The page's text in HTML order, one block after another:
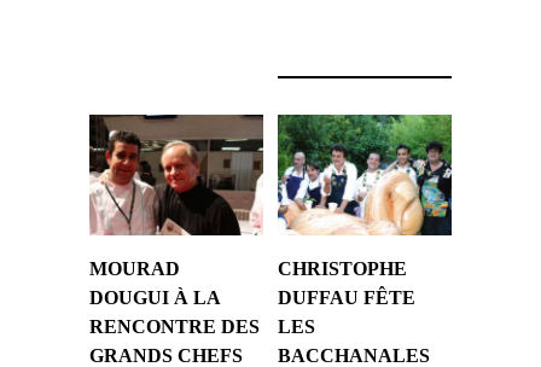
MOURAD
DOUGUI À LA
RENCONTRE DES
GRANDS CHEFS
CHRISTOPHE
DUFFAU FÊTE
LES
BACCHANALES